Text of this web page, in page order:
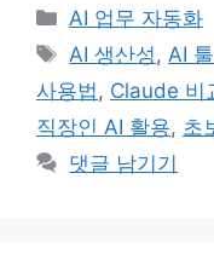
카
테
리
AI 업무 자동화
태
그
AI 생산성,AI
사용법, Claude 비
직장인 AI 활용, 초
댓글 남기기